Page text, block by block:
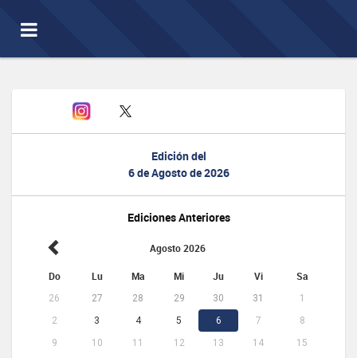
Toggle
navigation
Edición del
6 de Agosto de 2026
Ediciones Anteriores
Agosto 2026
Do Lu Ma Mi Ju Vi Sa
26 27 28 29 30 31
1
2
3 4 5 6 7
8
9
10 11 12 13 14
15